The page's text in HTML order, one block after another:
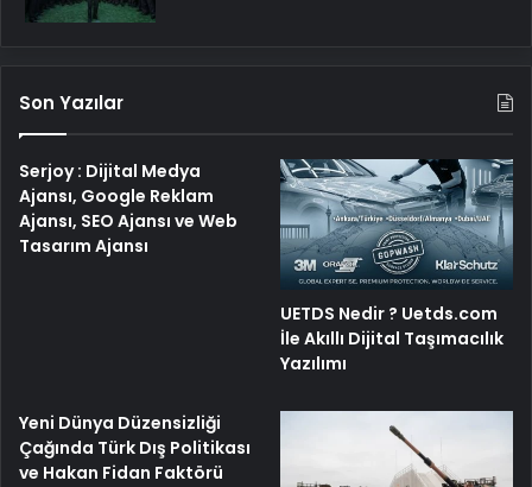
Son Yazılar
Serjoy : Dijital Medya
Ajansı, Google Reklam
Ajansı, SEO Ajansı ve Web
Tasarım Ajansı
UETDS Nedir ? Uetds.com
İle Akıllı Dijital Taşımacılık
Yazılımı
Yeni Dünya Düzensizliği
Çağında Türk Dış Politikası
ve Hakan Fidan Faktörü